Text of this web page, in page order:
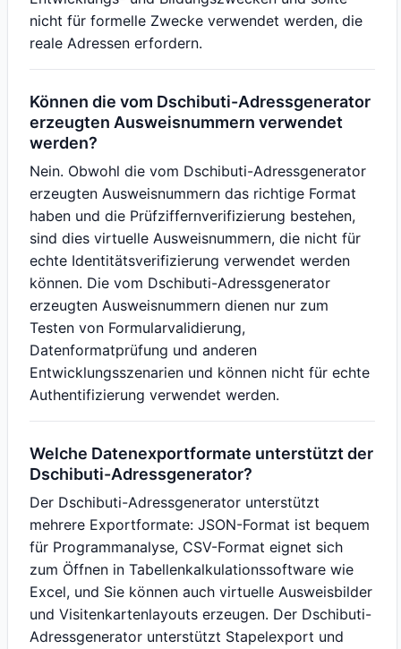
nicht für formelle Zwecke verwendet werden, die
reale Adressen erfordern.
Können die vom Dschibuti-Adressgenerator
erzeugten Ausweisnummern verwendet
werden?
Nein. Obwohl die vom Dschibuti-Adressgenerator
erzeugten Ausweisnummern das richtige Format
haben und die Prüfziffernverifizierung bestehen,
sind dies virtuelle Ausweisnummern, die nicht für
echte Identitätsverifizierung verwendet werden
können. Die vom Dschibuti-Adressgenerator
erzeugten Ausweisnummern dienen nur zum
Testen von Formularvalidierung,
Datenformatprüfung und anderen
Entwicklungsszenarien und können nicht für echte
Authentifizierung verwendet werden.
Welche Datenexportformate unterstützt der
Dschibuti-Adressgenerator?
Der Dschibuti-Adressgenerator unterstützt
mehrere Exportformate: JSON-Format ist bequem
für Programmanalyse, CSV-Format eignet sich
zum Öffnen in Tabellenkalkulationssoftware wie
Excel, und Sie können auch virtuelle Ausweisbilder
und Visitenkartenlayouts erzeugen. Der Dschibuti-
Adressgenerator unterstützt Stapelexport und